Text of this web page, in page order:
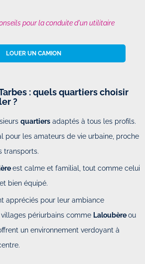
pour la conduite d'un utilitaire
LOUER UN CAMION
: quels quartiers choisir
?
quartiers adaptés à tous les profils.
pour les amateurs de vie urbaine, proche
transports.
est calme et familial, tout comme celui
bien équipé.
appréciés pour leur ambiance
périurbains comme Laloubèreou
un environnement verdoyant à